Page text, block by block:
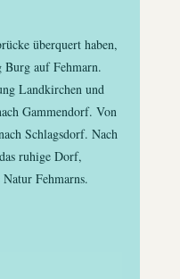
überquert haben,
auf Fehmarn.
Landkirchen und
Gammendorf. Von
Schlagsdorf. Nach
ruhige Dorf,
Fehmarns.